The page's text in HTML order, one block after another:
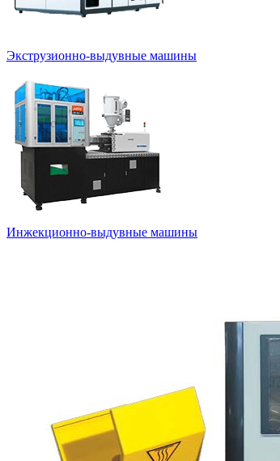
Экструзионно-выдувные машины
Инжекционно-выдувные машины